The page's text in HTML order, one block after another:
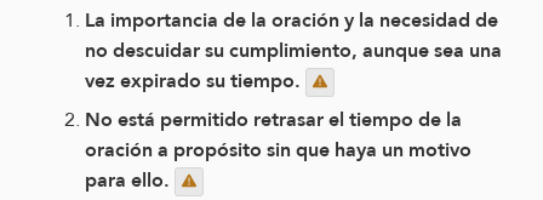
La importancia de la oración y la necesidad de
no descuidar su cumplimiento, aunque sea una
vez expirado su tiempo.
No está permitido retrasar el tiempo de la
oración a propósito sin que haya un motivo
para ello.